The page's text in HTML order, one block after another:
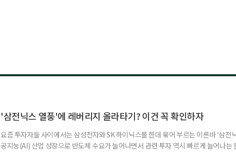
'삼전닉스 열풍'에 레버리지 올라타기? 이건 꼭 확인하자
요즘 투자자들 사이에서는 삼성전자와 SK 하이닉스를 한데 묶어 부르는 이른바 ‘삼전
공지능(AI) 산업 성장으로 반도체 수요가 늘어나면서 관련 투자 역시 빠르게 늘어나는